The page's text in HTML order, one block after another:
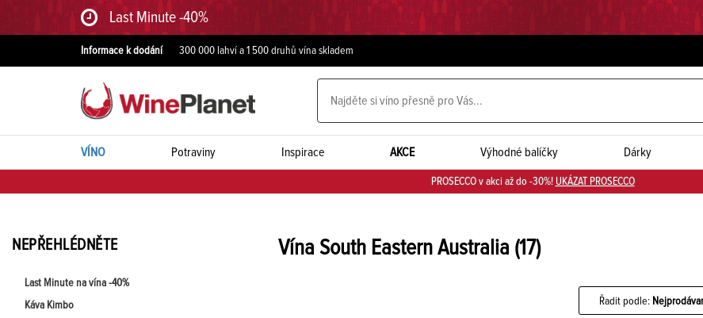
Last Minute -40%
Informace k dodání 300 000 lahví a 1 500 druhů vína skladem
VÍNO Potraviny Inspirace AKCE Výhodné balíčky Dárky
PROSECCO v akci až do -30%! UKÁZAT PROSECCO
NEPŘEHLÉDNĚTE
Last Minute na vína -40%
Káva Kimbo
Vína South Eastern Australia (17)
Řadit podle: